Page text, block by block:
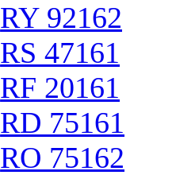
RY 92162
RS 47161
RF 20161
RD 75161
RO 75162